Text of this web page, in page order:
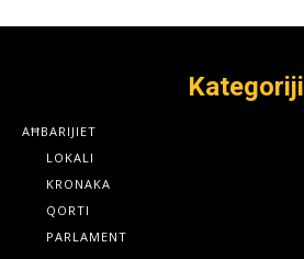
Kategoriji
AĦBARIJIET
LOKALI
KRONAKA
QORTI
PARLAMENT